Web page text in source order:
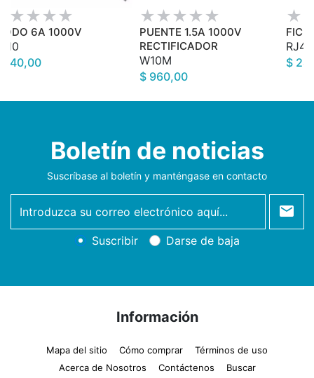
6A 1000V
640,00
PUENTE 1.5A 1000V
RECTIFICADOR
W10M
$ 960,00
$
Boletín de noticias
Suscríbase al boletín y manténgase en contacto
newsletter
Suscribir Darse de baja
Información
Mapa del sitio Cómo comprar
Términos de uso
Acerca de Nosotros
Contáctenos
Buscar